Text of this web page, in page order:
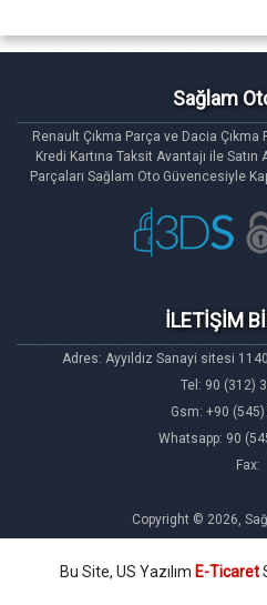
Sağlam
Renault Çıkma Parça ve Dacia Çıkma
Kredi Kartına Taksit Avantajı ile
Parçaları Sağlam Oto Güvencesiyle
İLETİŞİM
Adres: Ayyıldız Sanayi sitesi
Tel: 90 (312)
Gsm: +90
Whatsapp: 90
Fax:
Copyright © 2026,
Bu Site, US Yazılım E-Ticaret